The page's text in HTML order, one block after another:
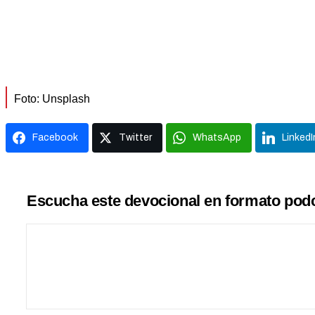
Foto: Unsplash
Facebook Twitter WhatsApp
Escucha este devocional en formato